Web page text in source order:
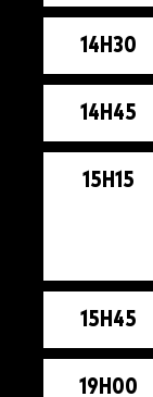
14H30
14H45
15H15
15H45
19H00